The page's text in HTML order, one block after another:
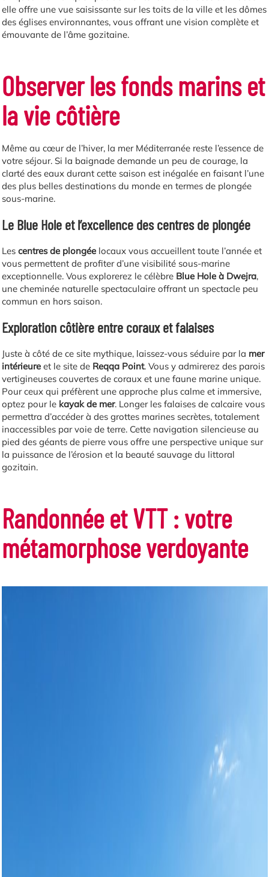
elle offre une vue saisissante sur les toits de la ville et les dômes
des églises environnantes, vous offrant une vision complète et
émouvante de l’âme gozitaine.
Observer les fonds marins et
la vie côtière
Même au cœur de l’hiver, la mer Méditerranée reste l’essence de
votre séjour. Si la baignade demande un peu de courage, la
clarté des eaux durant cette saison est inégalée en faisant l’une
des plus belles destinations du monde en termes de plongée
sous-marine.
Le Blue Hole et l’excellence des centres de plongée
Les centres de plongéelocaux vous accueillent toute l’année et
vous permettent de profiter d’une visibilité sous-marine
exceptionnelle. Vous explorerez le célèbre Blue Hole à Dwejra,
une cheminée naturelle spectaculaire offrant un spectacle peu
commun en hors saison.
Exploration côtière entre coraux et falaises
Juste à côté de ce site mythique, laissez-vous séduire par la mer
intérieureet le site de Reqqa Point. Vous y admirerez des parois
vertigineuses couvertes de coraux et une faune marine unique.
Pour ceux qui préfèrent une approche plus calme et immersive,
optez pour le kayak de mer. Longer les falaises de calcaire vous
permettra d’accéder à des grottes marines secrètes, totalement
inaccessibles par voie de terre. Cette navigation silencieuse au
pied des géants de pierre vous offre une perspective unique sur
la puissance de l’érosion et la beauté sauvage du littoral
gozitain.
Randonnée et VTT : votre
métamorphose verdoyante